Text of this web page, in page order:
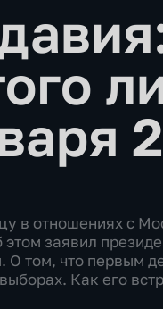
в отношениях с
этом заявил
том, что первым
Как его